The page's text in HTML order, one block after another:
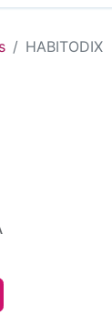
HABITODIX